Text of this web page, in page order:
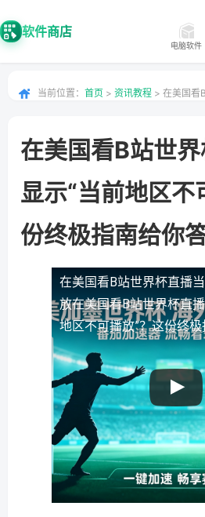
软件商店
电脑软件
当前位置： 首页 > 资讯教程 > 在美国看
在美国看B站世
显示“当前地区不
份终极指南给你
在美国看B站世界杯直播
放在美国看B站世界杯直
地区不可播放”？这份终